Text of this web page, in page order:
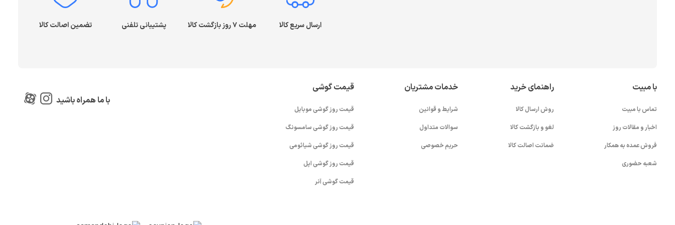
ارسال سریع کالا مهلت ۷ روز بازگشت کالا پشتیبانی تلفنی تضمین اصالت کالا
با مبیت
تماس با مبیت
اخبار و مقالات روز
فروش عمده به همکار
شعبه حضوری
راهنمای خرید
روش ارسال کالا
لغو و بازگشت کالا
ضمانت اصالت کالا
خدمات مشتریان
شرایط و قوانین
سوالات متداول
حریم خصوصی
قیمت گوشی
قیمت روز گوشی موبایل
قیمت روز گوشی سامسونگ
قیمت روز گوشی شیائومی
قیمت روز گوشی اپل
قیمت گوشی آنر
با ما همراه باشید